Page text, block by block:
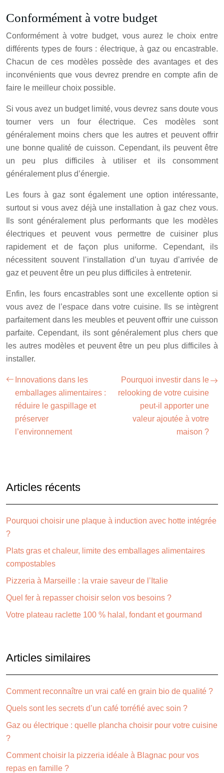
Conformément à votre budget
Conformément à votre budget, vous aurez le choix entre
différents types de fours : électrique, à gaz ou encastrable.
Chacun de ces modèles possède des avantages et des
inconvénients que vous devrez prendre en compte afin de
faire le meilleur choix possible.
Si vous avez un budget limité, vous devrez sans doute vous
tourner vers un four électrique. Ces modèles sont
généralement moins chers que les autres et peuvent offrir
une bonne qualité de cuisson. Cependant, ils peuvent être
un peu plus difficiles à utiliser et ils consomment
généralement plus d’énergie.
Les fours à gaz sont également une option intéressante,
surtout si vous avez déjà une installation à gaz chez vous.
Ils sont généralement plus performants que les modèles
électriques et peuvent vous permettre de cuisiner plus
rapidement et de façon plus uniforme. Cependant, ils
nécessitent souvent l’installation d’un tuyau d’arrivée de
gaz et peuvent être un peu plus difficiles à entretenir.
Enfin, les fours encastrables sont une excellente option si
vous avez de l’espace dans votre cuisine. Ils se intègrent
parfaitement dans les meubles et peuvent offrir une cuisson
parfaite. Cependant, ils sont généralement plus chers que
les autres modèles et peuvent être un peu plus difficiles à
installer.
Innovations dans les
emballages alimentaires :
réduire le gaspillage et
préserver
l’environnement
Pourquoi investir dans le
relooking de votre cuisine
peut-il apporter une
valeur ajoutée à votre
maison ?
Articles récents
Pourquoi choisir une plaque à induction avec hotte intégrée
?
Plats gras et chaleur, limite des emballages alimentaires
compostables
Pizzeria à Marseille : la vraie saveur de l’Italie
Quel fer à repasser choisir selon vos besoins ?
Votre plateau raclette 100 % halal, fondant et gourmand
Articles similaires
Comment reconnaître un vrai café en grain bio de qualité ?
Quels sont les secrets d’un café torréfié avec soin ?
Gaz ou électrique : quelle plancha choisir pour votre cuisine
?
Comment choisir la pizzeria idéale à Blagnac pour vos
repas en famille ?